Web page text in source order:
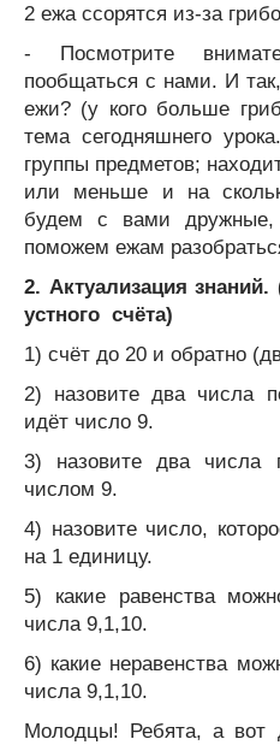
2 ежа ссорятся из-за
- Посмотрите
пообщаться с нами. И
ежи? (у кого больше
тема сегодняшнего
группы предметов;
или меньше и на
будем с вами
поможем ежам
2. Актуализация
устного счёта)
1) счёт до 20 и обратно
2) назовите два числа
идёт число 9.
3) назовите два числа
числом 9.
4) назовите число,
на 1 единицу.
5) какие равенства
числа 9,1,10.
6) какие неравенства
числа 9,1,10.
Молодцы! Ребята, а вот